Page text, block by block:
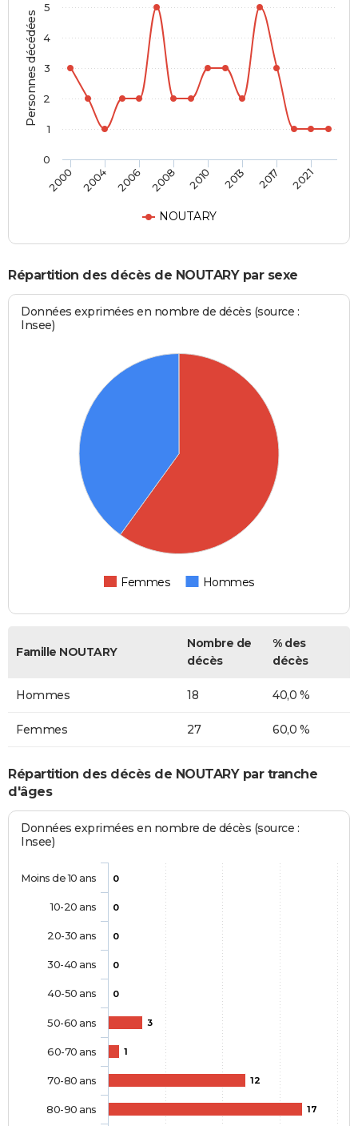
Personnes décédées
NOUTARY
2000 2004 2006 2008 2010 2013 2017 2021
0
1
2
3
4
5
Répartition des décès de NOUTARY par sexe
Données exprimées en nombre de décès (source :
Insee)
Femmes Hommes
Famille NOUTARY
Nombre de
décès
% des
décès
Hommes 18 40,0 %
Femmes 27 60,0 %
Répartition des décès de NOUTARY par tranche
d'âges
Données exprimées en nombre de décès (source :
Insee)
0
0
0
0
0
3
1
12
17
Moins de 10 ans
10-20 ans
20-30 ans
30-40 ans
40-50 ans
50-60 ans
60-70 ans
70-80 ans
80-90 ans